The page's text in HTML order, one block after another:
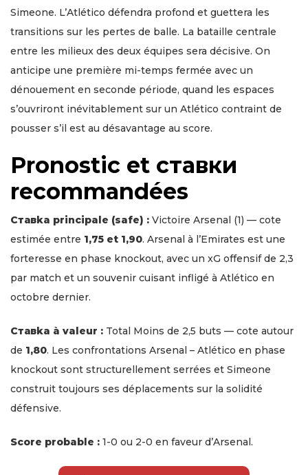
Simeone. L’Atlético défendra profond et guettera les
transitions sur les pertes de balle. La bataille centrale
entre les milieux des deux équipes sera décisive. On
anticipe une première mi-temps fermée avec un
dénouement en seconde période, quand les espaces
s’ouvriront inévitablement sur un Atlético contraint de
pousser s’il est au désavantage au score.
Pronostic et ставки
recommandées
Ставka principale (safe) : Victoire Arsenal (1) — cote
estimée entre 1,75 et 1,90. Arsenal à l’Emirates est une
forteresse en phase knockout, avec un xG offensif de 2,3
par match et un souvenir cuisant infligé à Atlético en
octobre dernier.
Ставka à valeur : Total Moins de 2,5 buts — cote autour
de 1,80. Les confrontations Arsenal – Atlético en phase
knockout sont structurellement serrées et Simeone
construit toujours ses déplacements sur la solidité
défensive.
Score probable : 1-0 ou 2-0 en faveur d’Arsenal.